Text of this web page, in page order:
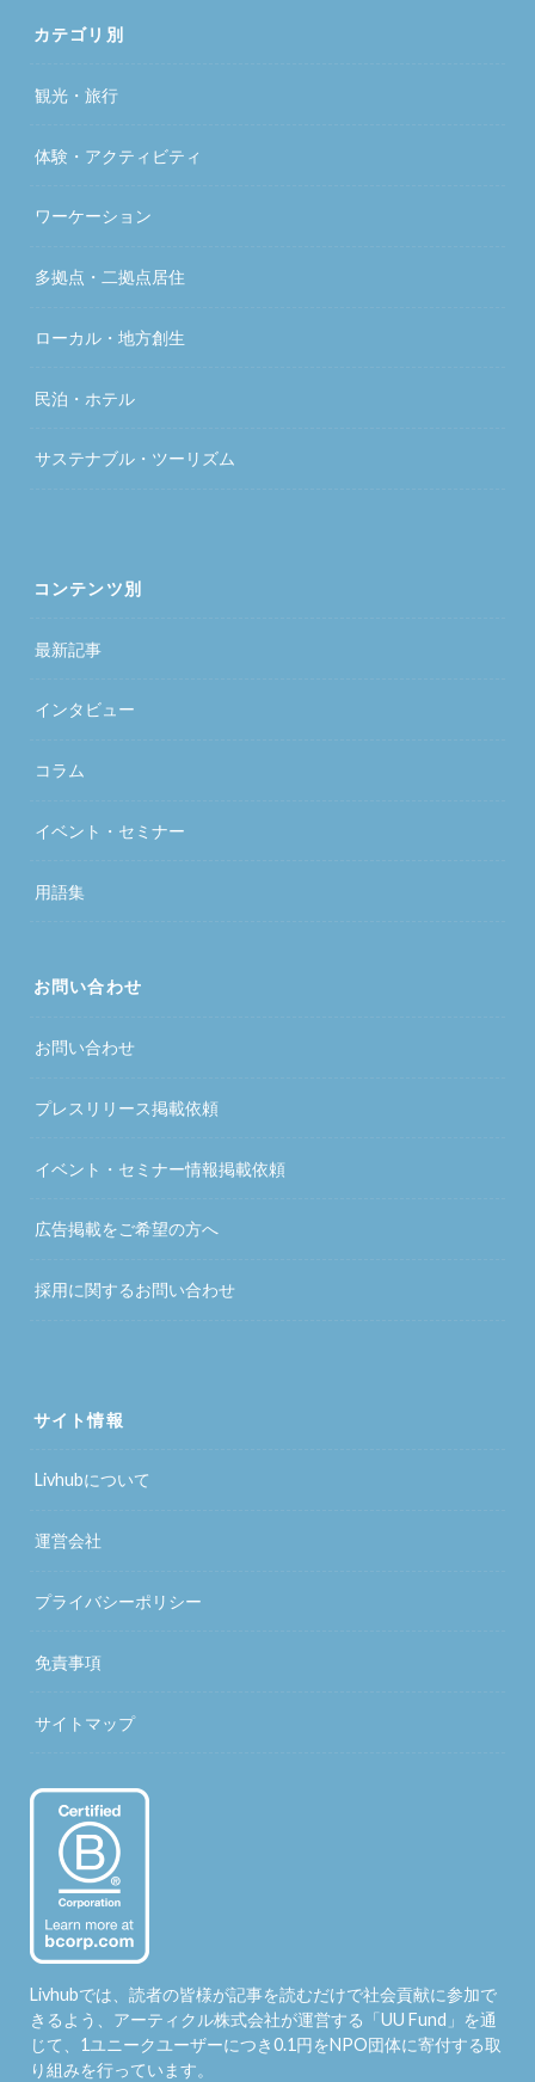
カテゴリ別
観光・旅行
体験・アクティビティ
ワーケーション
多拠点・二拠点居住
ローカル・地方創生
民泊・ホテル
サステナブル・ツーリズム
コンテンツ別
最新記事
インタビュー
コラム
イベント・セミナー
用語集
お問い合わせ
お問い合わせ
プレスリリース掲載依頼
イベント・セミナー情報掲載依頼
広告掲載をご希望の方へ
採用に関するお問い合わせ
サイト情報
Livhubについて
運営会社
プライバシーポリシー
免責事項
サイトマップ
Livhubでは、読者の皆様が記事を読むだけで社会貢献に参加で
きるよう、アーティクル株式会社が運営する「UU Fund 」を通
じて、1ユニークユーザーにつき0.1円をNPO団体に寄付する取
り組みを行っています。